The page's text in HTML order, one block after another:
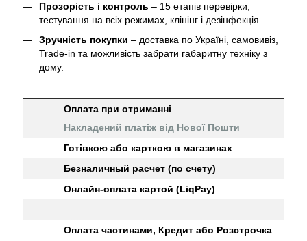
Прозорість і контроль – 15 етапів перевірки,
тестування на всіх режимах, клінінг і дезінфекція.
Зручність покупки – доставка по Україні, самовивіз,
Trade-in та можливість забрати габаритну техніку з
дому.
Оплата при отриманні
Накладений платіж від Нової Пошти
Готівкою або карткою в магазинах
Безналичный расчет (по счету)
Онлайн-оплата картой (LiqPay)
Оплата частинами, Кредит або Розстрочка